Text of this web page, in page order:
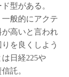
型がある。
般的にアクテ
高いと言われ
を良くしよう
日経225や
託。